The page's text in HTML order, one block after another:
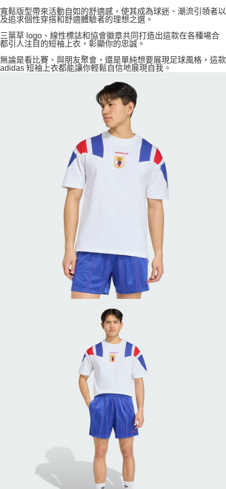
寬鬆版型帶來活動自如的舒適感，使其成為球迷、潮流引領者以
及追求個性穿搭和舒適體驗者的理想之選。
三葉草 logo、線性標誌和協會徽章共同打造出這款在各種場合
都引人注目的短袖上衣，彰顯你的忠誠。
無論是看比賽、與朋友聚會，還是單純想要展現足球風格，這款
adidas 短袖上衣都能讓你輕鬆自信地展現自我。